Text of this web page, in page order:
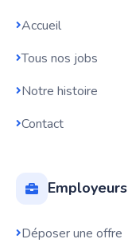
Accueil
Tous nos jobs
Notre histoire
Contact
Employeurs
Déposer une offre